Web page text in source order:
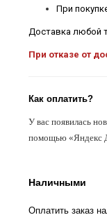
При
Доставка любой
При отказе от
Как оплатить?
У вас появилась
помощью «Яндекс
Наличными
Оплатить заказ